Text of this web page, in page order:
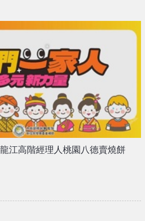
江高階經理人桃園八德賣燒餅